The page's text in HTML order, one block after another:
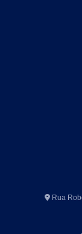
Rua